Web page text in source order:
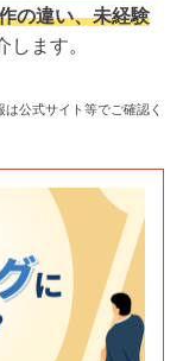
の違い、未経験
します。
公式サイト等でご確認く